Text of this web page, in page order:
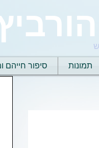
תמונות סיפור חייהם